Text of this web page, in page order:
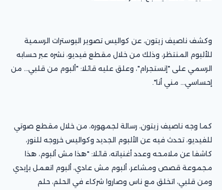
وكشف ناصيف زيتون، عن كواليس تصوير البوسترات الرسمية
للألبوم المنتظر، وذلك من خلال مقطع فيديو، نشره عبر حسابه
الرسمي على "إنستجرام"، وعلق عليه قائلا: "ألبوم من قلبي… من
إحساسي… مني أنا".
كما وجه ناصيف زيتون، رسالة لجمهوره، من خلال مقطع صوتي
للفيديو، تحدث فيه عن الألبوم الجديد وكواليس خروجه للنور،
كاشفا عن ملامحه وعدد أغنياته، قائلا: "هذا مش ألبوم، هذا
مجموعة قصص ومشاعر، ألبوم مش عادي، ألبوم اتعمل بإيدي
ومن قلبي، اتخلق مع ناس وصاروا شركاء في الحلم، حلم